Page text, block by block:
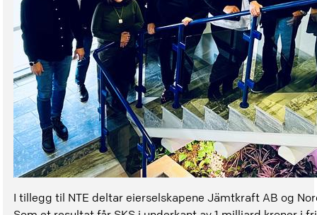
I tillegg til NTE deltar eierselskapene Jämtkraft AB og